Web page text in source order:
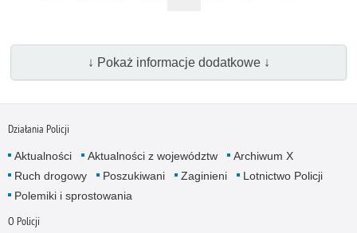
↓ Pokaż informacje dodatkowe ↓
Działania Policji
Aktualności Aktualności z województw
Archiwum X
Ruch drogowy
Poszukiwani Zaginieni
Lotnictwo Policji
Polemiki i sprostowania
O Policji